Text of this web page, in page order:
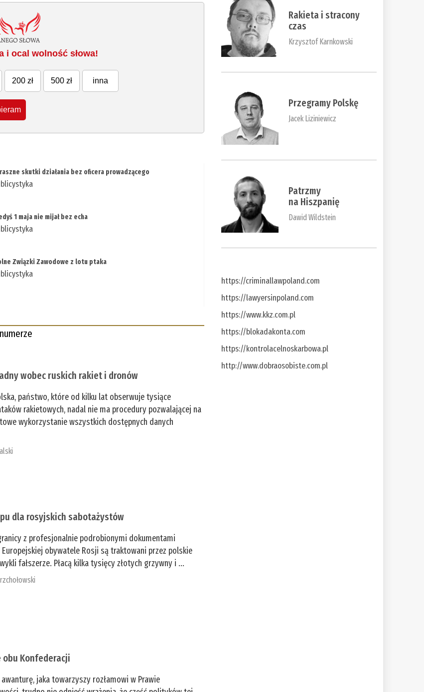
i ocal wolność słowa!
200 zł 500 zł inna
skutki działania bez oficera prowadzącego
1 maja nie mijał bez echa
Związki Zawodowe z lotu ptaka
wobec ruskich rakiet i dronów
państwo, które od kilku lat obserwuje tysiące
rakietowych, nadal nie ma procedury pozwalającej na
wykorzystanie wszystkich dostępnych danych
dla rosyjskich sabotażystów
z profesjonalnie podrobionymi dokumentami
obywatele Rosji są traktowani przez polskie
fałszerze. Płacą kilka tysięcy złotych grzywny i ...
obu Konfederacji
jaka towarzyszy rozłamowi w Prawie
Rakieta i stracony
czas
Krzysztof Karnkowski
Przegramy Polskę
Jacek Liziniewicz
Patrzmy
na Hiszpanię
Dawid Wildstein
https://criminallawpoland.com
https://lawyersinpoland.com
https://www.kkz.com.pl
https://blokadakonta.com
https://kontrolacelnoskarbowa.pl
http://www.dobraosobiste.com.pl